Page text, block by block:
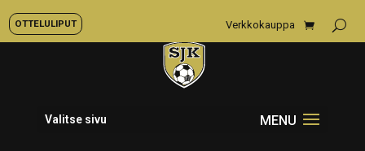
OTTELULIPUT Verkkokauppa
Valitse sivu